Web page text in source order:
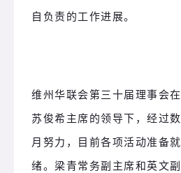
自负责的工作进展。
维州华联会第三十届理事会在
苏俊希主席的领导下，经过数
月努力，目前各项活动准备就
绪。 梁青常务副主席和英文副